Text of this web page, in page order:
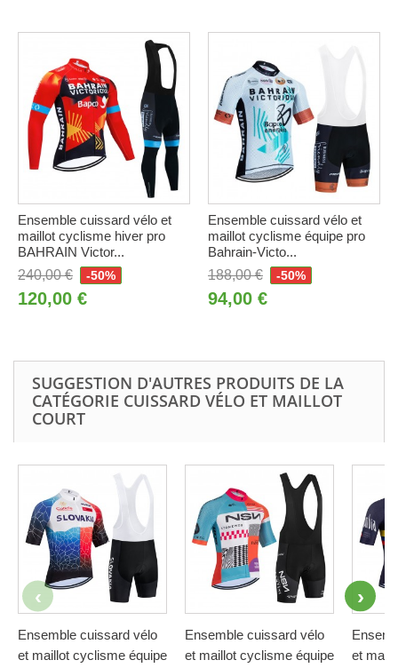
Ensemble cuissard vélo et
maillot cyclisme hiver pro
BAHRAIN Victor...
240,00 €
-50%
120,00 €
Ensemble cuissard vélo et
maillot cyclisme équipe pro
Bahrain-Victo...
188,00 €
-50%
94,00 €
SUGGESTION D'AUTRES PRODUITS DE LA
CATÉGORIE CUISSARD VÉLO ET MAILLOT
COURT
Ensemble cuissard vélo
et maillot cyclisme équipe
Ensemble cuissard vélo
et maillot cyclisme équipe
et